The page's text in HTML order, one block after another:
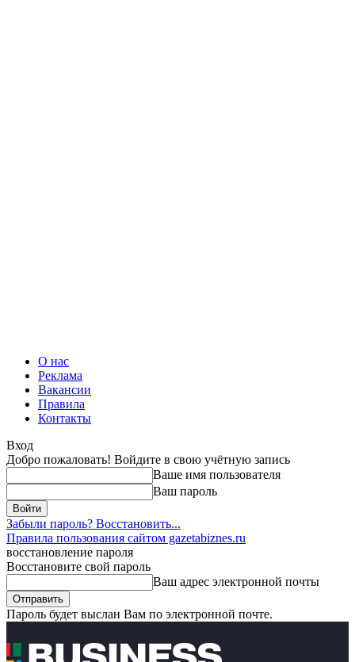
О нас
Реклама
Вакансии
Правила
Контакты
Вход
Добро пожаловать! Войдите в свою учётную запись
Ваше имя пользователя
Ваш пароль
Забыли пароль? Восстановить...
Правила пользования сайтом gazetabiznes.ru
восстановление пароля
Восстановите свой пароль
Ваш адрес электронной почты
Пароль будет выслан Вам по электронной почте.